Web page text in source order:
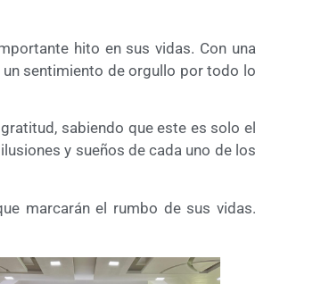
hito en sus vidas. Con una
sentimiento de orgullo por todo lo
sabiendo que este es solo el
y sueños de cada uno de los
marcarán el rumbo de sus vidas.